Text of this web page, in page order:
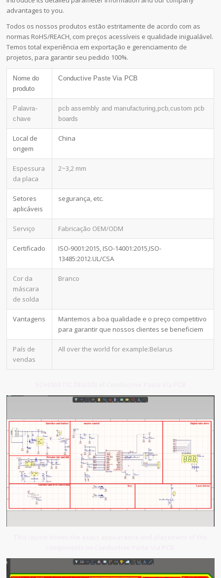
advantages to you.
Todos os nossos produtos estão estritamente de acordo com as
normas RoHS/REACH, com preços acessíveis e qualidade inigualável.
Temos total experiência em exportação e gerenciamento de
projetos, para garantir seu pedido 100%.
Nome do
produto
Conductive Paste Via PCB
Palavra-
chave
pcb assembly and manufacturing,pcb,custom pcb
boards
Local de
origem
China
Espessura
da placa
2~3,2 mm
Setores
aplicáveis
segurança, etc.
Serviço Fabricação OEM/ODM
Certificado
ISO-9001:2015, ISO-14001:2015,ISO-
13485:2012.UL/CSA
Cor da
máscara
de solda
Branco
Vantagens
Mantemos a boa qualidade e o preço competitivo
para garantir que nossos clientes se beneficiem
País de
vendas
All over the world for example:Belarus